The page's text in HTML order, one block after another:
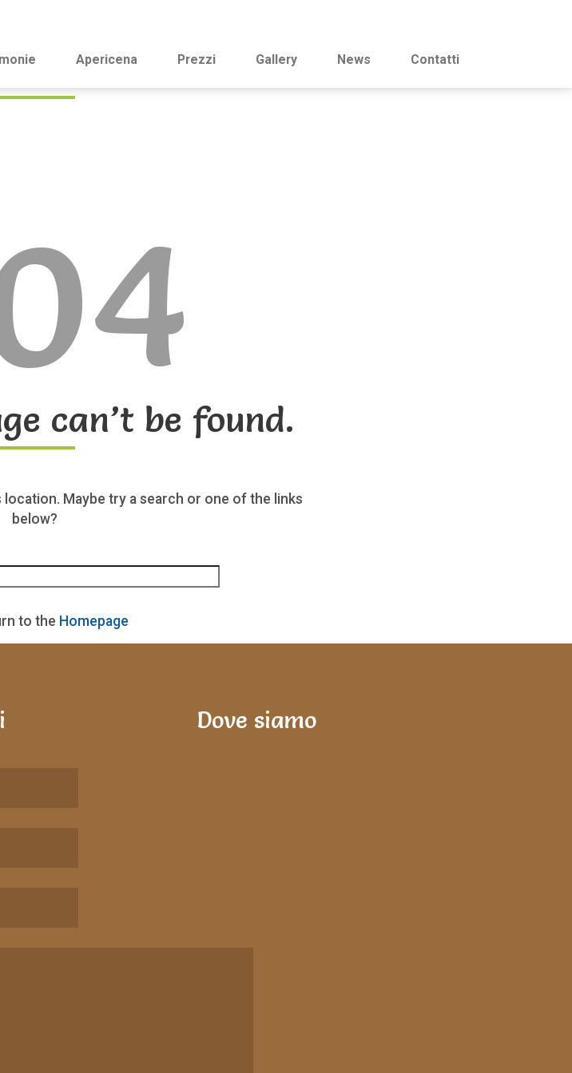
Apericena Prezzi Gallery News Contatti
can’t be found.
Maybe try a search or one of the links
below?
to the Homepage
Dove siamo